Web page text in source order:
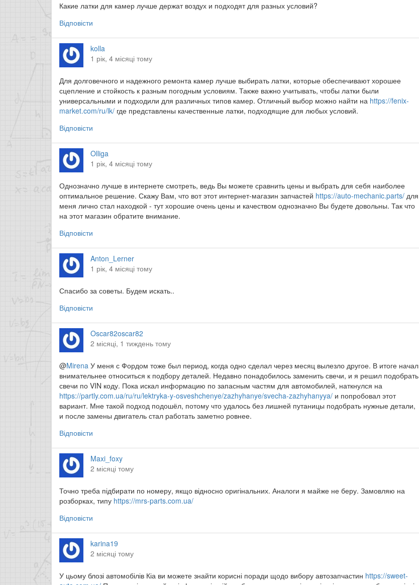
Какие латки для камер лучше держат воздух и подходят для разных условий?
Відповісти
kolla
1 рік, 4 місяці тому
Для долговечного и надежного ремонта камер лучше выбирать латки, которые обеспечивают хорошее
сцепление и стойкость к разным погодным условиям. Также важно учитывать, чтобы латки были
универсальными и подходили для различных типов камер. Отличный выбор можно найти на https://fenix-
market.com/ru/lk/ где представлены качественные латки, подходящие для любых условий.
Відповісти
Olliga
1 рік, 4 місяці тому
Однозначно лучше в интернете смотреть, ведь Вы можете сравнить цены и выбрать для себя наиболее
оптимальное решение. Скажу Вам, что вот этот интернет-магазин запчастей https://auto-mechanic.parts/ для
меня лично стал находкой - тут хорошие очень цены и качеством однозначно Вы будете довольны. Так что
на этот магазин обратите внимание.
Відповісти
Anton_Lerner
1 рік, 4 місяці тому
Спасибо за советы. Будем искать..
Відповісти
Oscar82oscar82
2 місяці, 1 тиждень тому
@Mirena У меня с Фордом тоже был период, когда одно сделал через месяц вылезло другое. В итоге начал
внимательнее относиться к подбору деталей. Недавно понадобилось заменить свечи, и я решил подобрать
свечи по VIN коду. Пока искал информацию по запасным частям для автомобилей, наткнулся на
https://partly.com.ua/ru/ru/lektryka-y-osveshchenye/zazhyhanye/svecha-zazhyhanyya/ и попробовал этот
вариант. Мне такой подход подошёл, потому что удалось без лишней путаницы подобрать нужные детали,
и после замены двигатель стал работать заметно ровнее.
Відповісти
Maxi_foxy
2 місяці тому
Точно треба підбирати по номеру, якщо відносно оригінальних. Аналоги я майже не беру. Замовляю на
розборках, типу https://mrs-parts.com.ua/
Відповісти
karina19
2 місяці тому
У цьому блозі автомобілів Кіа ви можете знайти корисні поради щодо вибору автозапчастин https://sweet-